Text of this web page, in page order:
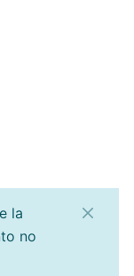
la
no